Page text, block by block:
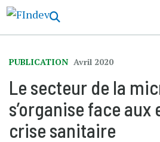
PUBLICATION Avril 2020
Le secteur de la
s’organise face aux
crise sanitaire